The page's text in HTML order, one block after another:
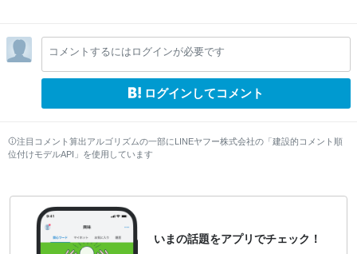
コメントするにはログインが必要です
ログインしてコメント
注目コメント算出アルゴリズムの一部にLINEヤフー株式会社の「建設的コメント順
位付けモデルAPI」を使用しています
いまの話題をアプリでチェック！